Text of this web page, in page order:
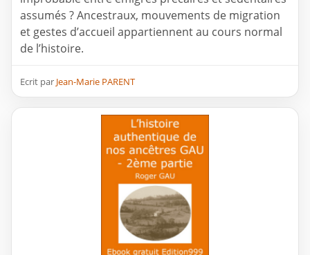
assumés ? Ancestraux, mouvements de migration
et gestes d’accueil appartiennent au cours normal
de l’histoire.
Ecrit par Jean-Marie PARENT